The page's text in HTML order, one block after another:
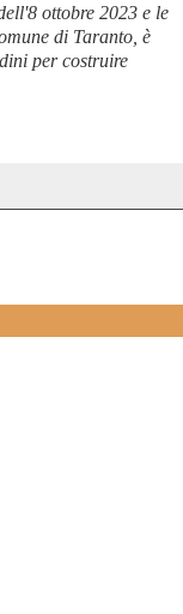
ottobre 2023 e le
di Taranto, è
per costruire